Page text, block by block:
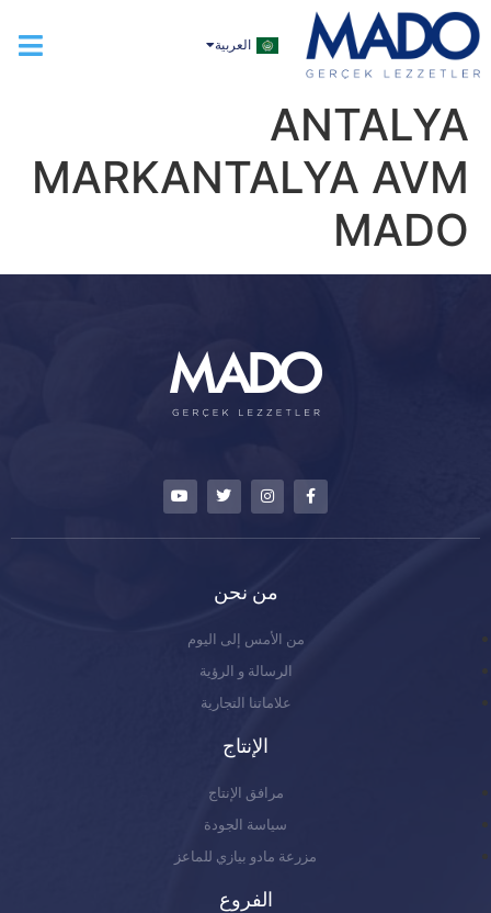
العربية
ENGLISH
ANTALYA
MARKANTALYA AVM
MADO
من نحن
من الأمس إلى اليوم
الرسالة و الرؤية
علاماتنا التجارية
الإنتاج
مرافق الإنتاج
سياسة الجودة
مزرعة مادو بيازي للماعز
الفروع